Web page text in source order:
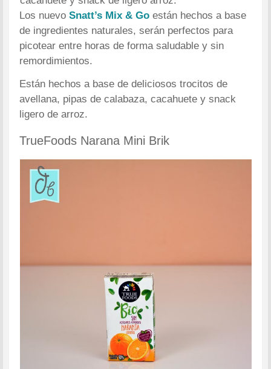
Los nuevoSnatt’s Mix & Go están hechos a base
de ingredientes naturales, serán perfectos para
picotear entre horas de forma saludable y sin
remordimientos.
Están hechos a base de deliciosos trocitos de
avellana, pipas de calabaza, cacahuete y snack
ligero de arroz.
TrueFoods Narana Mini Brik